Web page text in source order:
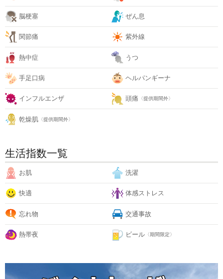
脳梗塞 ぜん息
関節痛 紫外線
熱中症 うつ
手足口病 ヘルパンギーナ
インフルエンザ 頭痛 〈提供期間外〉
乾燥肌 〈提供期間外〉
生活指数一覧
お肌 洗濯
快適 体感ストレス
忘れ物 交通事故
熱帯夜 ビール 〈期間限定〉